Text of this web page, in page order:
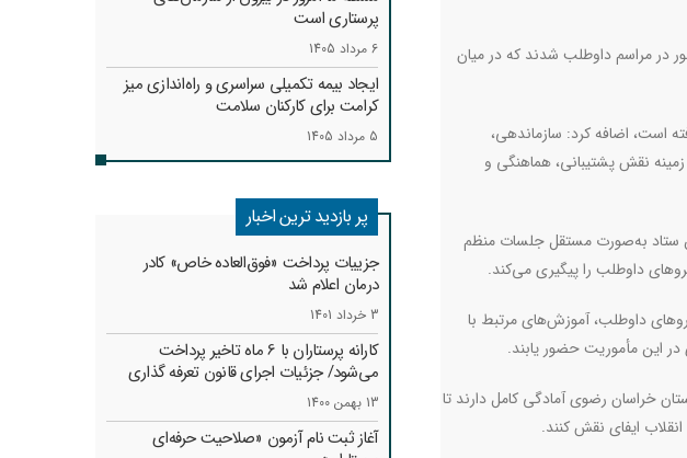
و نزدیک به ۱۰۰نفر دیگر از همکاران برای حضور در مراسم داوطلب شدند که در میان
است، اضافه کرد: سازماندهی،
نقش پشتیبانی، هماهنگی و
ستاد به‌صورت مستقل جلسات منظم
داوطلب را پیگیری می‌کند.
داوطلب، آموزش‌های مرتبط با
در این مأموریت حضور یابند.
خراسان رضوی آمادگی کامل دارند تا
ایفای نقش کنند.
پرستاری است
6 مرداد 1405
ایجاد بیمه تکمیلی سراسری و راه‌اندازی میز
کرامت برای کارکنان سلامت
5 مرداد 1405
پر بازدید ترین اخبار
جزییات پرداخت «فوق‌العاده خاص» کادر
درمان اعلام شد
3 خرداد 1401
کارانه‌ پرستاران با 6 ماه تاخیر پرداخت
می‌شود/ جزئیات اجرای قانون تعرفه گذاری
13 بهمن 1400
آغاز ثبت نام آزمون «صلاحیت حرفه‌ای